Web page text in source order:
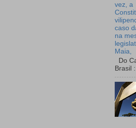
vez, a
caso
na
Maia,
Do
Brasil :